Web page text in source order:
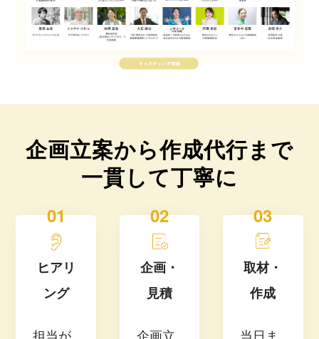
企画立案から作成代行まで
一貫して丁寧に
01
ヒアリ
ング
担当が
02
企画・
見積
企画立
03
取材・
作成
当日ま